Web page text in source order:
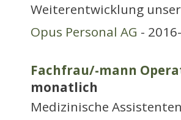
Weiterentwicklung
Opus Personal AG -
Fachfrau/-mann
monatlich
Medizinische Assistenten